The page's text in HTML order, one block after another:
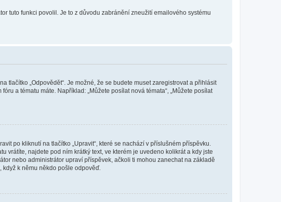
tuto funkci povolil. Je to z důvodu zabránění zneužití emailového systému
tlačítko „Odpovědět“. Je možné, že se budete muset zaregistrovat a přihlásit
a tématu máte. Například: „Můžete posílat nová témata“, „Můžete posílat
po kliknutí na tlačítko „Upravit“, které se nachází v příslušném příspěvku.
vrátíte, najdete pod ním krátký text, ve kterém je uvedeno kolikrát a kdy jste
nebo administrátor upraví příspěvek, ačkoli ti mohou zanechat na základě
k němu někdo pošle odpověď.